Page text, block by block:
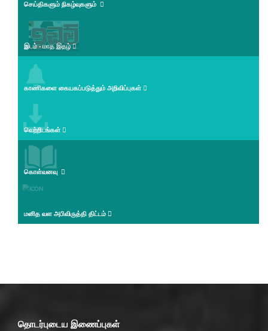
செய்திகளும் நிகழ்வுகளும்
இடம் - மாத இதழ்
காணிகளை கையகப்படுத்தும் அறிவிப்புகள்
வெற்றிடங்கள்
கொள்வனவு
மனித வள அபிவிருத்தி திட்டம்
தொடர்புடைய இணைப்புகள்